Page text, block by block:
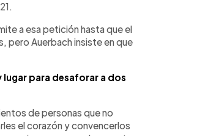
a esa petición hasta que el
pero Auerbach insiste en que
lugar para desaforar a dos
de personas que no
el corazón y convencerlos